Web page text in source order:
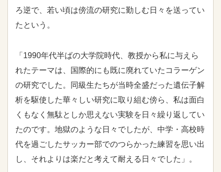
ろ逆で、若い頃は傍流の研究に勤しむ日々を送ってい
たという。
「1990年代半ばの大学院時代、教授から私に与えら
れたテーマは、国際的にも既に廃れていたコラーゲン
の研究でした。同級生たちが当時全盛だった遺伝子解
析を駆使した華々しい研究に取り組む傍ら、私は面白
くもなく無駄としか思えない実験を日々繰り返してい
たのです。地獄のような日々でしたが、中学・高校時
代を過ごしたサッカー部でのつらかった練習を思い出
し、それよりは楽だと考えて耐える日々でした」。